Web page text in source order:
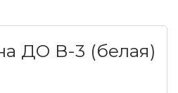
ДО В-3 (белая)